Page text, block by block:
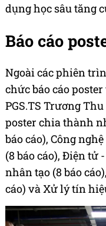
dụng học sâu tăng
Báo cáo
Ngoài các phiên
chức báo cáo
PGS.TS Trương
poster chia thành
báo cáo), Công
(8 báo cáo), Điện tử
nhân tạo (8 báo
cáo) và Xử lý tín